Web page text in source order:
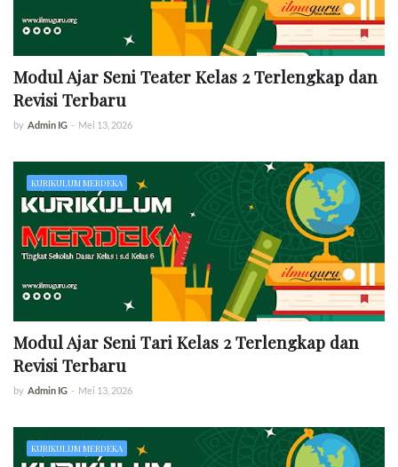
Modul Ajar Seni Teater Kelas 2 Terlengkap dan
Revisi Terbaru
by Admin IG - Mei 13, 2026
KURIKULUM MERDEKA
Modul Ajar Seni Tari Kelas 2 Terlengkap dan
Revisi Terbaru
by Admin IG - Mei 13, 2026
KURIKULUM MERDEKA